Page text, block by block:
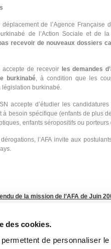
des cookies.
de personnaliser
de l’Agence Française
de l’Action Sociale et de
recevoir de nouveaux dossiers
accepte de recevoir les demandes
burkinabé, à condition que les
législation burkinabé.
accepte d’étudier les
à besoin spécifique (enfants de plus
enfants séropositifs ou
l’AFA invite aux
de la mission de l’AFA de Juin
Centrale burkinabè a informé